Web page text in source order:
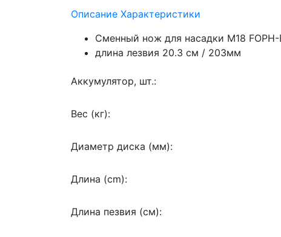
Описание Характеристики
Сменный нож для насадки M18 FOPH-
длина лезвия 20.3 см / 203мм
Аккумулятор, шт.:
Вес (кг):
Диаметр диска (мм):
Длина (cm):
Длина пезвия (см):